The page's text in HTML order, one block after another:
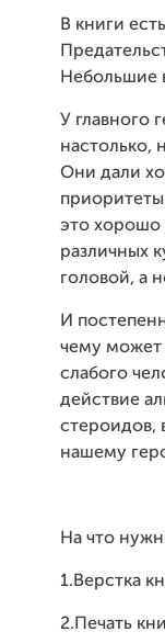
В книги
Небольшие
У главного
настолько,
Они дали
это хорошо
различных
головой, а
И
чему может
слабого
действие
стероидов,
нашему
На что
1.Верстка
2.Печать